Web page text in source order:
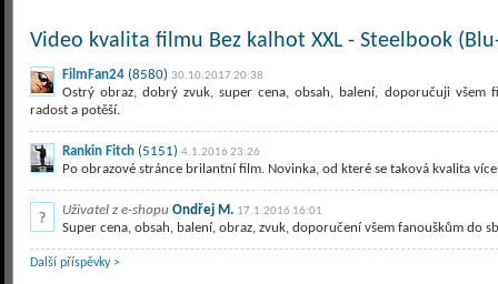
Video kvalita filmu Bez kalhot XXL - Steelbook
FilmFan24 (8580) 30.10.2017 20:38
Ostrý obraz, dobrý zvuk, super cena, obsah, balení, doporučuji všem
radost a potěší.
Rankin Fitch (5151) 4.1.2016 23:26
Po obrazové stránce brilantní film. Novinka, od které se taková kvalita
Uživatel z e-shopu Ondřej M. 17.1.2016 16:01
Super cena, obsah, balení, obraz, zvuk, doporučení všem fanouškům do
Další příspěvky >